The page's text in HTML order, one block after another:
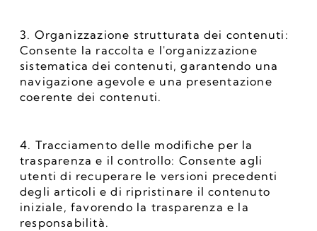
3. Organizzazione strutturata dei contenuti:
Consente la raccolta e l'organizzazione
sistematica dei contenuti, garantendo una
navigazione agevole e una presentazione
coerente dei contenuti.
4. Tracciamento delle modifiche per la
trasparenza e il controllo: Consente agli
utenti di recuperare le versioni precedenti
degli articoli e di ripristinare il contenuto
iniziale, favorendo la trasparenza e la
responsabilità.